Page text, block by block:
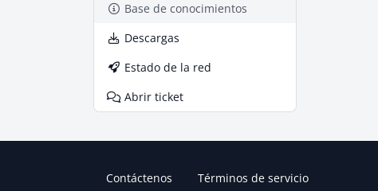
Base de conocimientos
Descargas
Estado de la red
Abrir ticket
Contáctenos Términos de servicio